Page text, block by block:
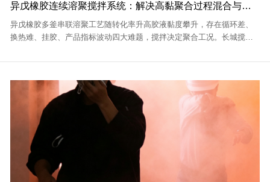
异戊橡胶连续溶聚搅拌系统：解决高黏聚合过程混合与传
热挑战
异戊橡胶多釜串联溶聚工艺随转化率升高胶液黏度攀升，存在循环差、
换热难、挂胶、产品指标波动四大难题，搅拌决定聚合工况。长城搅拌
痛点。